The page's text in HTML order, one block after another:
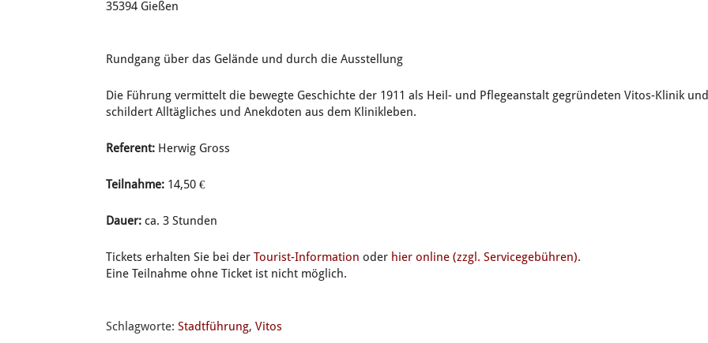
35394 Gießen
Rundgang über das Gelände und durch die Ausstellung
Die Führung vermittelt die bewegte Geschichte der 1911 als Heil- und Pflegeanstalt gegründeten Vitos-Klinik und
schildert Alltägliches und Anekdoten aus dem Klinikleben.
Referent: Herwig Gross
Teilnahme: 14,50 €
Dauer: ca. 3 Stunden
Tickets erhalten Sie bei derTourist-Information oder hier online (zzgl. Servicegebühren).
Eine Teilnahme ohne Ticket ist nicht möglich.
Schlagworte:Stadtführung,Vitos